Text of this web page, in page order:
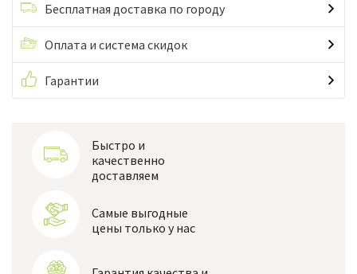
Бесплатная доставка по городу
Оплата и система скидок
Гарантии
Быстро и
качественно
доставляем
Самые выгодные
цены только у нас